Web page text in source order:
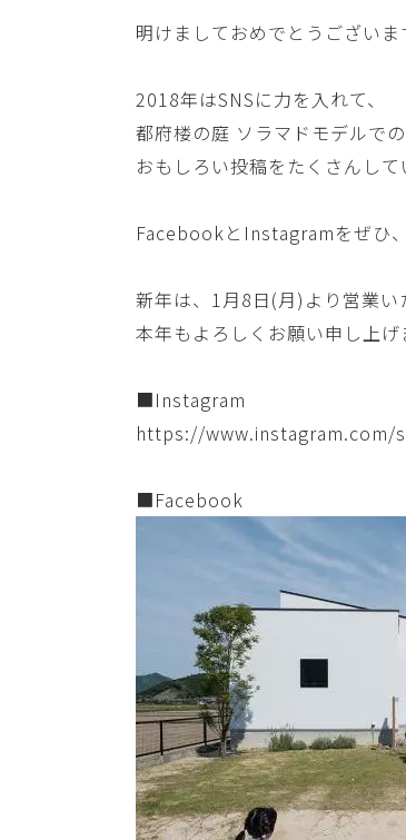
明けましておめでとうございま
2018年はSNSに力を入れて、
都府楼の庭 ソラマドモデルでの
おもしろい投稿をたくさんし
FacebookとInstagramをぜひ
新年は、1月8日(月)より営業い
本年もよろしくお願い申し上げ
■Instagram
https://www.instagram.com/
■Facebook